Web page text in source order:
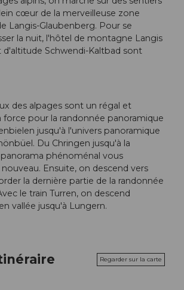
cœur de la merveilleuse zone
Langis-Glaubenberg. Pour se
la nuit, l'hôtel de montagne Langis
d'altitude Schwendi-Kaltbad sont
des alpages sont un régal et
pour la randonnée panoramique
jusqu'à l'univers panoramique
Du Chringen jusqu'à la
phénoménal vous
Ensuite, on descend vers
la dernière partie de la randonnée
le train Turren, on descend
vallée jusqu'à Lungern.
Regarder sur la carte